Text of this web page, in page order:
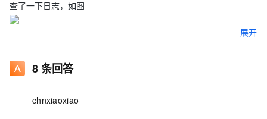
查了一下日志，如图
同一ip,同一时间那么多访问次数，竟然不拦截？
展开
8条回答
chnxiaoxiao